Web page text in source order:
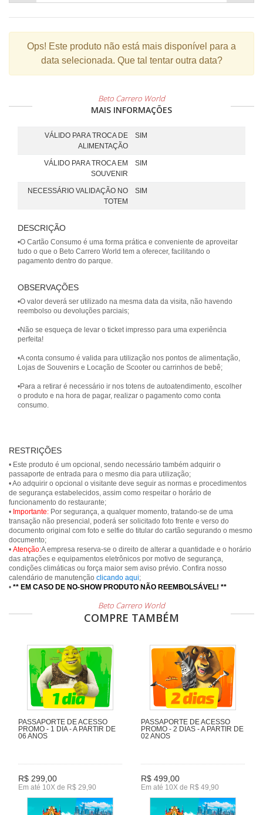
Ops! Este produto não está mais disponível para a
data selecionada. Que tal tentar outra data?
Beto Carrero World
MAIS INFORMAÇÕES
VÁLIDO PARA TROCA DE
ALIMENTAÇÃO
SIM
VÁLIDO PARA TROCA EM
SOUVENIR
SIM
NECESSÁRIO VALIDAÇÃO NO
TOTEM
SIM
DESCRIÇÃO
•O Cartão Consumo é uma forma prática e conveniente de aproveitar
tudo o que o Beto Carrero World tem a oferecer, facilitando o
pagamento dentro do parque.
OBSERVAÇÕES
•O valor deverá ser utilizado na mesma data da visita, não havendo
reembolso ou devoluções parciais;
•Não se esqueça de levar o ticket impresso para uma experiência
perfeita!
•A conta consumo é valida para utilização nos pontos de alimentação,
Lojas de Souvenirs e Locação de Scooter ou carrinhos de bebê;
•Para a retirar é necessário ir nos totens de autoatendimento, escolher
o produto e na hora de pagar, realizar o pagamento como conta
consumo.
RESTRIÇÕES
• Este produto é um opcional, sendo necessário também adquirir o
passaporte de entrada para o mesmo dia para utilização;
• Ao adquirir o opcional o visitante deve seguir as normas e procedimentos
de segurança estabelecidos, assim como respeitar o horário de
funcionamento do restaurante;
• Importante: Por segurança, a qualquer momento, tratando-se de uma
transação não presencial, poderá ser solicitado foto frente e verso do
documento original com foto e selfie do titular do cartão segurando o mesmo
documento;
• Atenção:A empresa reserva-se o direito de alterar a quantidade e o horário
das atrações e equipamentos eletrônicos por motivo de segurança,
condições climáticas ou força maior sem aviso prévio. Confira nosso
calendário de manutenção clicando aqui;
• ** EM CASO DE NO-SHOW PRODUTO NÃO REEMBOLSÁVEL! **
Beto Carrero World
COMPRE TAMBÉM
PASSAPORTE DE ACESSO
PROMO - 1 DIA - A PARTIR DE
06 ANOS
R$ 299,00
Em até 10X de R$ 29,90
PASSAPORTE DE ACESSO
PROMO - 2 DIAS - A PARTIR DE
02 ANOS
R$ 499,00
Em até 10X de R$ 49,90